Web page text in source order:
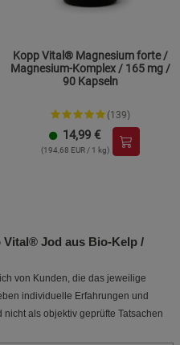
Kopp Vital® Magnesium forte /
Magnesium-Komplex / 165 mg /
90 Kapseln
(139)
14,99 €
(194,68 EUR / 1 kg)
Jod aus Bio-Kelp /
von Kunden, die das jeweilige
individuelle Erfahrungen und
als objektiv geprüfte Tatsachen